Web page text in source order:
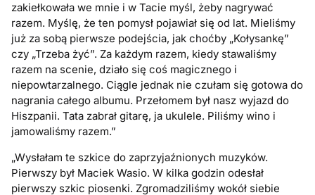
zakiełkowała we mnie i w Tacie myśl, żeby nagrywać
razem. Myślę, że ten pomysł pojawiał się od lat. Mieliśmy
już za sobą pierwsze podejścia, jak choćby „Kołysankę”
czy „Trzeba żyć”. Za każdym razem, kiedy stawaliśmy
razem na scenie, działo się coś magicznego i
niepowtarzalnego. Ciągle jednak nie czułam się gotowa do
nagrania całego albumu. Przełomem był nasz wyjazd do
Hiszpanii. Tata zabrał gitarę, ja ukulele. Piliśmy wino i
jamowaliśmy razem.”
„Wysłałam te szkice do zaprzyjaźnionych muzyków.
Pierwszy był Maciek Wasio. W kilka godzin odesłał
pierwszy szkic piosenki. Zgromadziliśmy wokół siebie